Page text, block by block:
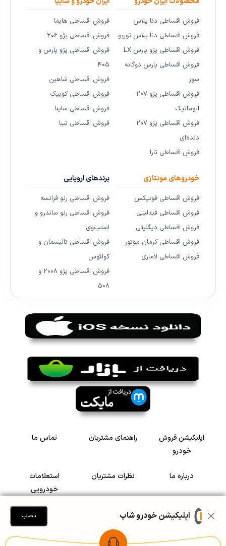
فروش اقساطی دنا پلاس
فروش اقساطی دنا پلاس توربو
فروش اقساطی پژو پارس LX
فروش اقساطی پارس دوگانه
سوز
فروش اقساطی پژو ۲۰۷
اتوماتیک
فروش اقساطی پژو ۲۰۷
دنده‌ای
فروش اقساطی تارا
فروش اقساطی هایما
فروش اقساطی پژو ۲۰۶
فروش اقساطی پژو پارس و
۴۰۵
فروش اقساطی شاهین
فروش اقساطی کوییک
فروش اقساطی ساینا
فروش اقساطی تیبا
خودروهای مونتاژی
فروش اقساطی فونیکس
فروش اقساطی فیدلیتی
فروش اقساطی دیگنیتی
فروش اقساطی کرمان موتور
فروش اقساطی لاماری
برندهای اروپایی
فروش اقساطی رنو فرانسه
فروش اقساطی رنو ساندرو و
استپ‌وی
فروش اقساطی تالیسمان و
کولئوس
فروش اقساطی پژو ۲۰۰۸ و
۵۰۸
اپلیکیشن فروش
خودرو
راهنمای مشتریان تماس ما
درباره ما نظرات مشتریان
استعلامات
خودرویی
سرمایه گذاری در
رضایت مشتریاناپلیکیشن خودرو شاپ نصب